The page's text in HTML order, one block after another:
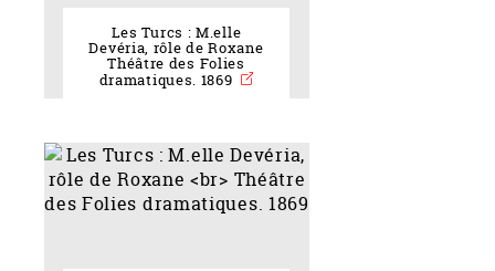
Les Turcs : M.elle
Devéria, rôle de Roxane
Théâtre des Folies
dramatiques. 1869